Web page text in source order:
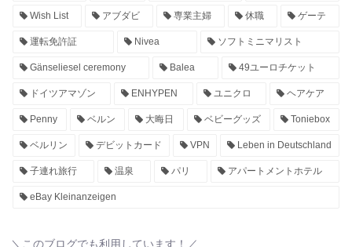
Wish List アブダビ 専業主婦 休職 ゲーテ
運転免許証 Nivea ソフトミニマリスト
Gänseliesel ceremony Balea 49ユーロチケット
ドイツアマゾン ENHYPEN ユニクロ ヘアケア
Penny ベルン 大晦日 ベビーグッズ Toniebox
ベルリン デビットカード VPN Leben in Deutschland
子連れ旅行 温泉 パリ アパートメントホテル
eBay Kleinanzeigen
＼このブログでも利用しています！／